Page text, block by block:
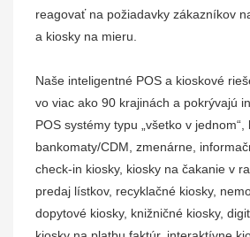
reagovať na požiadavky zákazníkov
a kiosky na mieru.
Naše inteligentné POS a kioskové
vo viac ako 90 krajinách a pokrývajú
POS systémy typu „všetko v jednom“,
bankomaty/CDM, zmenárne,
check-in kiosky, kiosky na čakanie v
predaj lístkov, recyklačné kiosky,
dopytové kiosky, knižničné kiosky,